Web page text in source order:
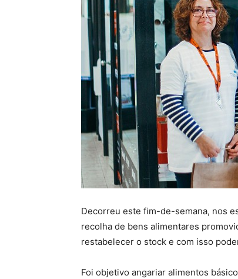
Decorreu este fim-de-semana, nos
recolha de bens alimentares
restabelecer o stock e com isso
Foi objetivo angariar alimentos